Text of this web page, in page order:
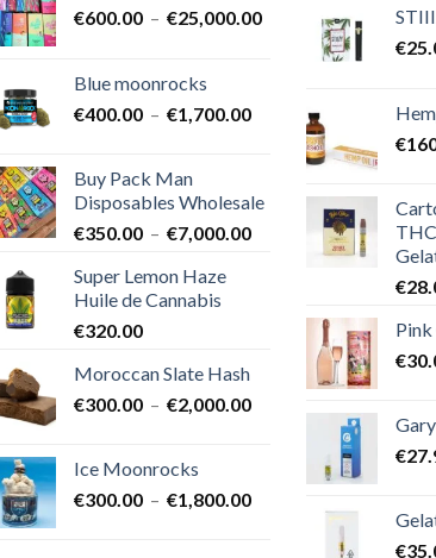
€600.00 – €25,000.00Plage
€25,000.00
Blue moonrocks
€400.00 – €1,700.00Plage
à
€1,700.00
Buy Pack Man
Disposables Wholesale
€350.00 – €7,000.00Plage
€7,000.00
Super Lemon Haze
Huile de Cannabis
€320.00
Moroccan Slate Hash
€300.00 – €2,000.00Plage
à
Ice Moonrocks
€300.00 – €1,800.00Plage
€
€
€
Pink
€
€
€